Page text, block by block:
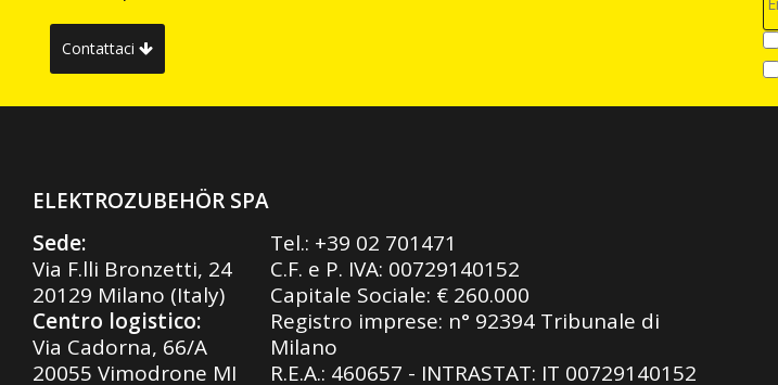
Contattaci
ELEKTROZUBEHÖR SPA
Sede:
Via F.lli Bronzetti, 24
20129 Milano (Italy)
Centro logistico:
Via Cadorna, 66/A
20055 Vimodrone MI
Tel.: +39 02 701471
C.F. e P. IVA: 00729140152
Capitale Sociale: € 260.000
Registro imprese: n° 92394 Tribunale di
Milano
R.E.A.: 460657 - INTRASTAT: IT 00729140152